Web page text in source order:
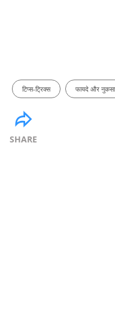
टिप्स-ट्रिक्स फायदे और
SHARE